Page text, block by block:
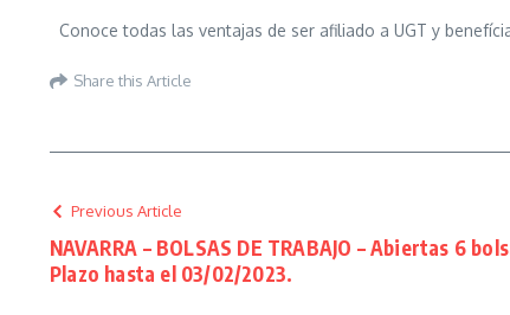
Conoce todas las ventajas de ser afiliado a UGT y
Share this Article
Previous Article
NAVARRA – BOLSAS DE TRABAJO – Abiertas 6
Plazo hasta el 03/02/2023.